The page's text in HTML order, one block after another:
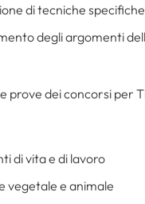
di tecniche
degli argomenti
prove dei concorsi per
di vita e di lavoro
vegetale e animale